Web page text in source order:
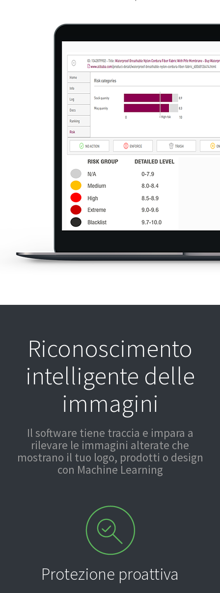
Riconoscimento
intelligente delle
immagini
Il software tiene traccia e impara a
rilevare le immagini alterate che
mostrano il tuo logo, prodotti o design
con Machine Learning
Protezione proattiva